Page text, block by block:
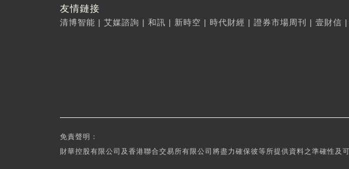
友情鏈接
清博智能 | 艾媒諮詢 | 和訊 | 新時空 | 時代財經 | 證券市場周刊 | 壹財信 |
免責聲明：
財華控股有限公司及香港聯合交易所有限公司將盡力確保彼等所提供資料之準確性